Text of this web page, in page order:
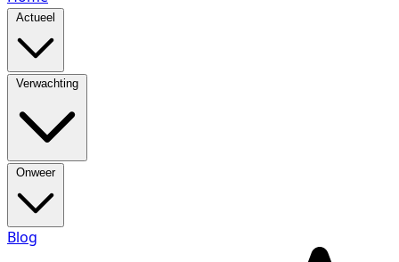
Actueel
Verwachting
Onweer
Blog